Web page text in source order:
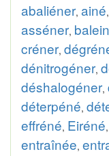
abaliéner, ainé,
asséner,
créner,
dénitrogéner,
déshalogéner,
déterpéné,
effréné, Eiréné,
entraînée,